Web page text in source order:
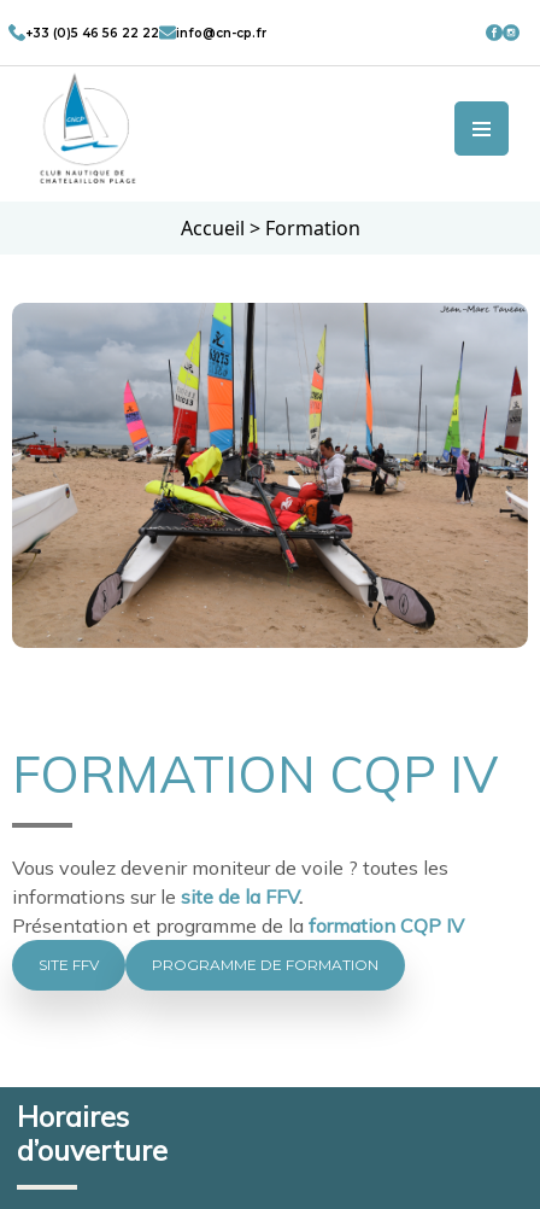
+33 (0)5 46 56 22 22 info@cn-cp.fr
Accueil > Formation
FORMATION CQP IV
Vous voulez devenir moniteur de voile ? toutes les
informations sur le site de la FFV.
Présentation et programme de la formation CQP IV
SITE FFV PROGRAMME DE FORMATION
Horaires
d’ouverture